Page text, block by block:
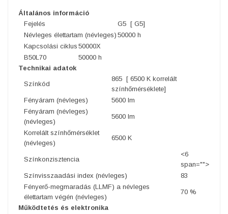
Általános információ
Fejelés
G5 [ G5]
Névleges élettartam (névleges) 50000 h
Kapcsolási ciklus 50000X
B50L70
50000 h
Technikai adatok
Színkód
865 [ 6500 K korrelált
színhőmérséklete]
Fényáram (névleges)
5600 lm
Fényáram (névleges)
(névleges)
5600 lm
Korrelált színhőmérséklet
(névleges)
6500 K
Színkonzisztencia
<6
span="">
Színvisszaadási index (névleges)
83
Fényerő-megmaradás (LLMF) a névleges
élettartam végén (névleges)
70 %
Működtetés és elektronika